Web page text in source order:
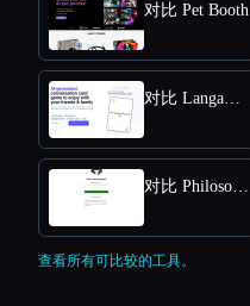
对比 Pet Booth
对比 Langame card game
对比 Philosophy
查看所有可比较的工具。